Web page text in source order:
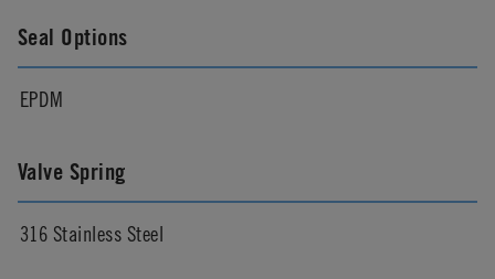
Seal Options
EPDM
Valve Spring
316 Stainless Steel